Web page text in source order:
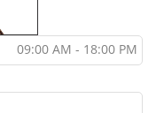
09:00 AM - 18:00 PM